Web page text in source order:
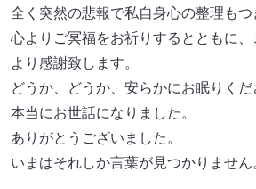
全く突然の悲報で私自身心の整理もつ
心よりご冥福をお祈りするとともに
より感謝致します。
どうか、どうか、安らかにお眠りくだ
本当にお世話になりました。
ありがとうございました。
いまはそれしか言葉が見つかりません